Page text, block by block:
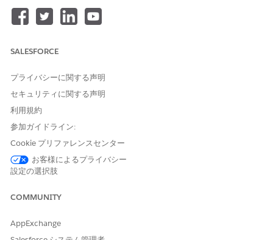
アクションプランを設定する
標準の Salesforce ファイルのアップロード制限が適用されます。
ファイルを添付するアクションプランを開き、
リックします。
[ファイル] セクションで、ファイルを添付します。
ルをアップロード] をクリックします。
共有ドライブからファイルを添付するには、
追加]
イルをドラッグします。
SALESFORCE
プライバシーに関する声明
セキュリティに関する声明
利用規約
参加ガイドライン:
Cookie プリファレンスセンター
お客様によるプライバシー
設定の選択肢
COMMUNITY
AppExchange